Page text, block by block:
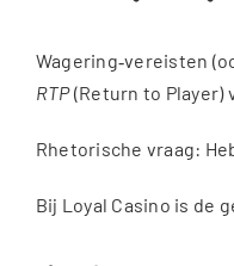
Wagering‑vereisten
RTP(Return to Player)
Rhetorische vraag:
Bij Loyal Casino is de